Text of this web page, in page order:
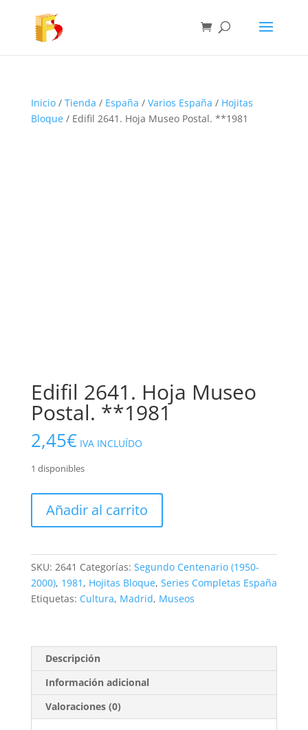
Inicio/ Tienda / España / Varios España / Hojitas
Bloque/ Edifil 2641. Hoja Museo Postal. **1981
Edifil 2641. Hoja Museo
Postal. **1981
2,45€ IVA INCLUÍDO
1 disponibles
2641.
Postal.
**1981
cantidad
Añadir al carrito
SKU: 2641 Categorías: Segundo Centenario (1950-
2000), 1981 , Hojitas Bloque, Series Completas España
Etiquetas: Cultura, Madrid, Museos
Descripción
Información adicional
Valoraciones (0)